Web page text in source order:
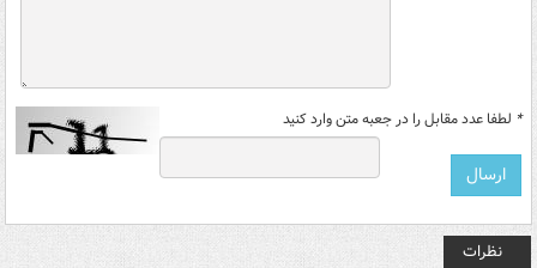
* لطفا عدد مقابل را در جعبه متن وارد کنید
نظرات